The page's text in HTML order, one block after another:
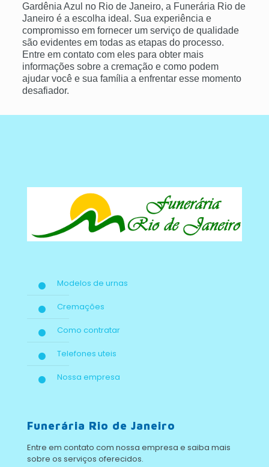
Gardênia Azul no Rio de Janeiro, a Funerária Rio de
Janeiro é a escolha ideal. Sua experiência e
compromisso em fornecer um serviço de qualidade
são evidentes em todas as etapas do processo.
Entre em contato com eles para obter mais
informações sobre a cremação e como podem
ajudar você e sua família a enfrentar esse momento
desafiador.
Modelos de urnas
Cremações
Como contratar
Telefones uteis
Nossa empresa
Funerária Rio de Janeiro
Entre em contato com nossa empresa e saiba mais
sobre os serviços oferecidos.